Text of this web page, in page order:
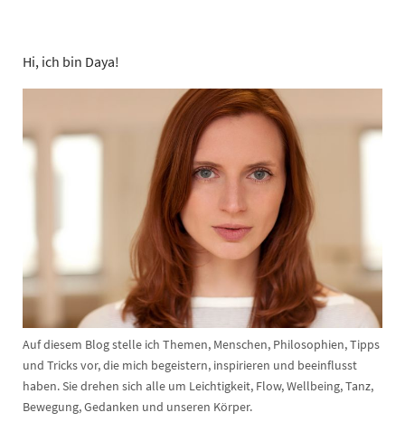
Hi, ich bin Daya!
Auf diesem Blog stelle ich Themen, Menschen, Philosophien, Tipps
und Tricks vor, die mich begeistern, inspirieren und beeinflusst
haben. Sie drehen sich alle um Leichtigkeit, Flow, Wellbeing, Tanz,
Bewegung, Gedanken und unseren Körper.